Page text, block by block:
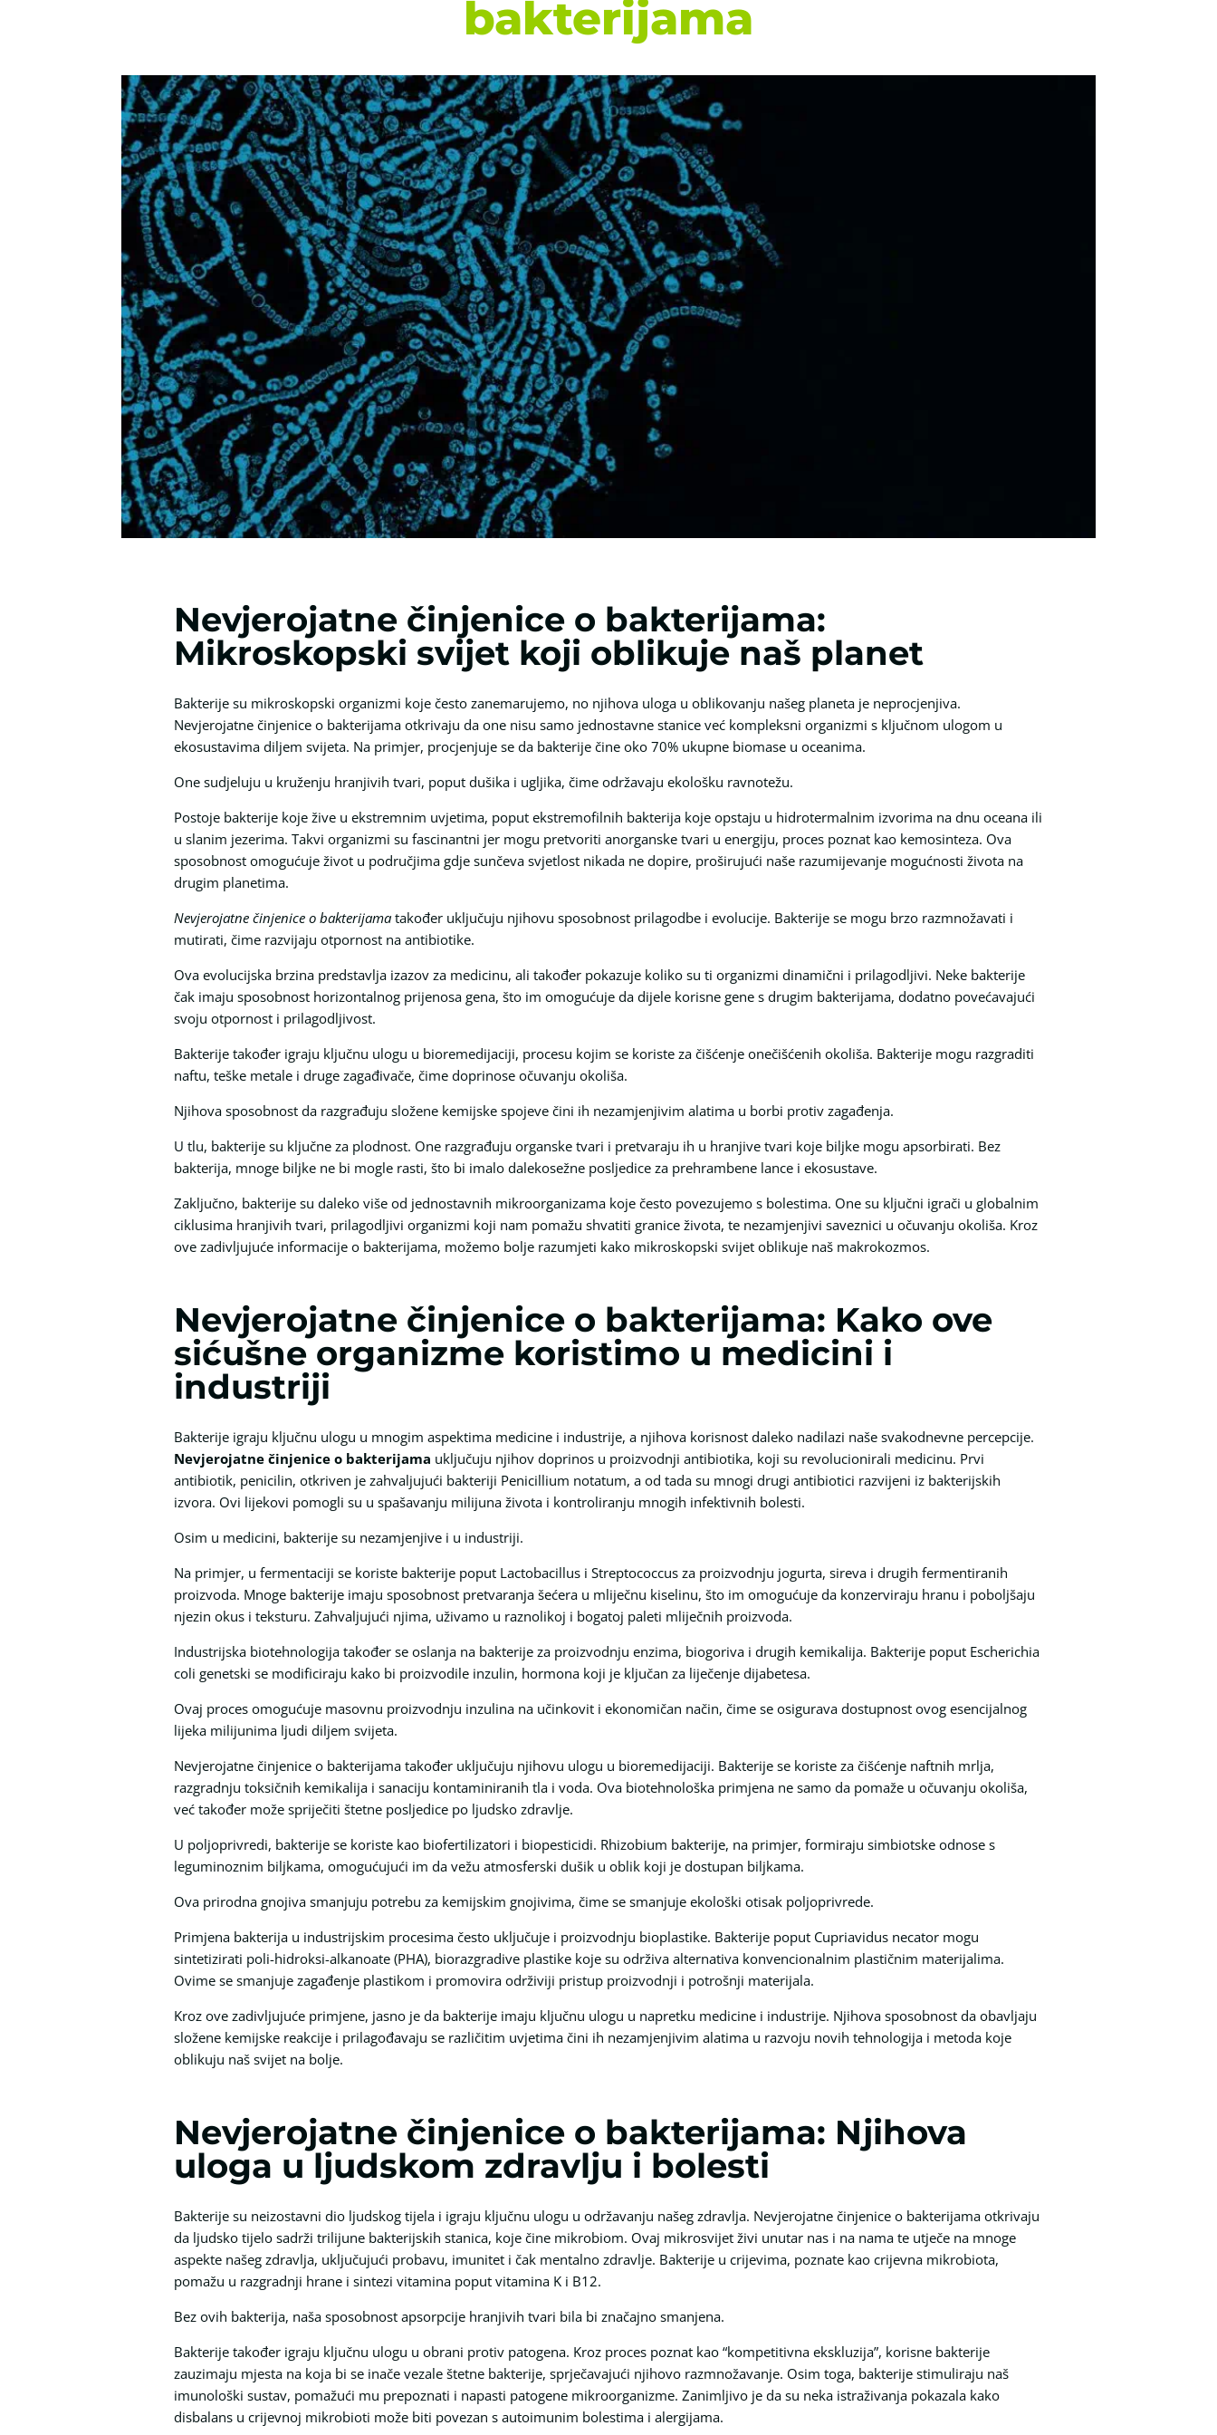
bakterijama
Nevjerojatne činjenice o bakterijama:
Mikroskopski svijet koji oblikuje naš planet
Bakterije su mikroskopski organizmi koje često zanemarujemo, no njihova uloga u oblikovanju našeg planeta je neprocjenjiva.
Nevjerojatne činjenice o bakterijama otkrivaju da one nisu samo jednostavne stanice već kompleksni organizmi s ključnom ulogom u
ekosustavima diljem svijeta. Na primjer, procjenjuje se da bakterije čine oko 70% ukupne biomase u oceanima.
One sudjeluju u kruženju hranjivih tvari, poput dušika i ugljika, čime održavaju ekološku ravnotežu.
Postoje bakterije koje žive u ekstremnim uvjetima, poput ekstremofilnih bakterija koje opstaju u hidrotermalnim izvorima na dnu oceana ili
u slanim jezerima. Takvi organizmi su fascinantni jer mogu pretvoriti anorganske tvari u energiju, proces poznat kao kemosinteza. Ova
sposobnost omogućuje život u područjima gdje sunčeva svjetlost nikada ne dopire, proširujući naše razumijevanje mogućnosti života na
drugim planetima.
Nevjerojatne činjenice o bakterijama također uključuju njihovu sposobnost prilagodbe i evolucije. Bakterije se mogu brzo razmnožavati i
mutirati, čime razvijaju otpornost na antibiotike.
Ova evolucijska brzina predstavlja izazov za medicinu, ali također pokazuje koliko su ti organizmi dinamični i prilagodljivi. Neke bakterije
čak imaju sposobnost horizontalnog prijenosa gena, što im omogućuje da dijele korisne gene s drugim bakterijama, dodatno povećavajući
svoju otpornost i prilagodljivost.
Bakterije također igraju ključnu ulogu u bioremedijaciji, procesu kojim se koriste za čišćenje onečišćenih okoliša. Bakterije mogu razgraditi
naftu, teške metale i druge zagađivače, čime doprinose očuvanju okoliša.
Njihova sposobnost da razgrađuju složene kemijske spojeve čini ih nezamjenjivim alatima u borbi protiv zagađenja.
U tlu, bakterije su ključne za plodnost. One razgrađuju organske tvari i pretvaraju ih u hranjive tvari koje biljke mogu apsorbirati. Bez
bakterija, mnoge biljke ne bi mogle rasti, što bi imalo dalekosežne posljedice za prehrambene lance i ekosustave.
Zaključno, bakterije su daleko više od jednostavnih mikroorganizama koje često povezujemo s bolestima. One su ključni igrači u globalnim
ciklusima hranjivih tvari, prilagodljivi organizmi koji nam pomažu shvatiti granice života, te nezamjenjivi saveznici u očuvanju okoliša. Kroz
ove zadivljujuće informacije o bakterijama, možemo bolje razumjeti kako mikroskopski svijet oblikuje naš makrokozmos.
Nevjerojatne činjenice o bakterijama: Kako ove
sićušne organizme koristimo u medicini i
industriji
Bakterije igraju ključnu ulogu u mnogim aspektima medicine i industrije, a njihova korisnost daleko nadilazi naše svakodnevne percepcije.
Nevjerojatne činjenice o bakterijama uključuju njihov doprinos u proizvodnji antibiotika, koji su revolucionirali medicinu. Prvi
antibiotik, penicilin, otkriven je zahvaljujući bakteriji Penicillium notatum, a od tada su mnogi drugi antibiotici razvijeni iz bakterijskih
izvora. Ovi lijekovi pomogli su u spašavanju milijuna života i kontroliranju mnogih infektivnih bolesti.
Osim u medicini, bakterije su nezamjenjive i u industriji.
Na primjer, u fermentaciji se koriste bakterije poput Lactobacillus i Streptococcus za proizvodnju jogurta, sireva i drugih fermentiranih
proizvoda. Mnoge bakterije imaju sposobnost pretvaranja šećera u mliječnu kiselinu, što im omogućuje da konzerviraju hranu i poboljšaju
njezin okus i teksturu. Zahvaljujući njima, uživamo u raznolikoj i bogatoj paleti mliječnih proizvoda.
Industrijska biotehnologija također se oslanja na bakterije za proizvodnju enzima, biogoriva i drugih kemikalija. Bakterije poput Escherichia
coli genetski se modificiraju kako bi proizvodile inzulin, hormona koji je ključan za liječenje dijabetesa.
Ovaj proces omogućuje masovnu proizvodnju inzulina na učinkovit i ekonomičan način, čime se osigurava dostupnost ovog esencijalnog
lijeka milijunima ljudi diljem svijeta.
Nevjerojatne činjenice o bakterijama također uključuju njihovu ulogu u bioremedijaciji. Bakterije se koriste za čišćenje naftnih mrlja,
razgradnju toksičnih kemikalija i sanaciju kontaminiranih tla i voda. Ova biotehnološka primjena ne samo da pomaže u očuvanju okoliša,
već također može spriječiti štetne posljedice po ljudsko zdravlje.
U poljoprivredi, bakterije se koriste kao biofertilizatori i biopesticidi. Rhizobium bakterije, na primjer, formiraju simbiotske odnose s
leguminoznim biljkama, omogućujući im da vežu atmosferski dušik u oblik koji je dostupan biljkama.
Ova prirodna gnojiva smanjuju potrebu za kemijskim gnojivima, čime se smanjuje ekološki otisak poljoprivrede.
Primjena bakterija u industrijskim procesima često uključuje i proizvodnju bioplastike. Bakterije poput Cupriavidus necator mogu
sintetizirati poli-hidroksi-alkanoate (PHA), biorazgradive plastike koje su održiva alternativa konvencionalnim plastičnim materijalima.
Ovime se smanjuje zagađenje plastikom i promovira održiviji pristup proizvodnji i potrošnji materijala.
Kroz ove zadivljujuće primjene, jasno je da bakterije imaju ključnu ulogu u napretku medicine i industrije. Njihova sposobnost da obavljaju
složene kemijske reakcije i prilagođavaju se različitim uvjetima čini ih nezamjenjivim alatima u razvoju novih tehnologija i metoda koje
oblikuju naš svijet na bolje.
Nevjerojatne činjenice o bakterijama: Njihova
uloga u ljudskom zdravlju i bolesti
Bakterije su neizostavni dio ljudskog tijela i igraju ključnu ulogu u održavanju našeg zdravlja. Nevjerojatne činjenice o bakterijama otkrivaju
da ljudsko tijelo sadrži trilijune bakterijskih stanica, koje čine mikrobiom. Ovaj mikrosvijet živi unutar nas i na nama te utječe na mnoge
aspekte našeg zdravlja, uključujući probavu, imunitet i čak mentalno zdravlje. Bakterije u crijevima, poznate kao crijevna mikrobiota,
pomažu u razgradnji hrane i sintezi vitamina poput vitamina K i B12.
Bez ovih bakterija, naša sposobnost apsorpcije hranjivih tvari bila bi značajno smanjena.
Bakterije također igraju ključnu ulogu u obrani protiv patogena. Kroz proces poznat kao “kompetitivna ekskluzija”, korisne bakterije
zauzimaju mjesta na koja bi se inače vezale štetne bakterije, sprječavajući njihovo razmnožavanje. Osim toga, bakterije stimuliraju naš
imunološki sustav, pomažući mu prepoznati i napasti patogene mikroorganizme. Zanimljivo je da su neka istraživanja pokazala kako
disbalans u crijevnoj mikrobioti može biti povezan s autoimunim bolestima i alergijama.